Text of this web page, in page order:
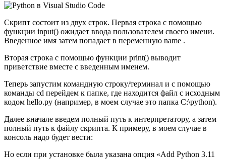
Скрипт состоит из двух строк. Первая строка с помощью
функции input() ожидает ввода пользователем своего имени.
Введенное имя затем попадает в переменную name .
Вторая строка с помощью функции print() выводит
приветствие вместе с введенным именем.
Теперь запустим командную строку/терминал и с помощью
команды cd перейдем к папке, где находится файл с исходным
кодом hello.py (например, в моем случае это папка C:\python).
Далее вначале введем полный путь к интерпретатору, а затем
полный путь к файлу скрипта. К примеру, в моем случае в
консоль надо будет вести:
Но если при установке была указана опция «Add Python 3.11